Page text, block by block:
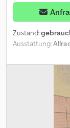
Zustand:
Ausstattung:
Nutzfahrzeuge,
Nutzfahrzeuge &
möglich.
DEUTSCHE
Extra auf
Verstellausleger